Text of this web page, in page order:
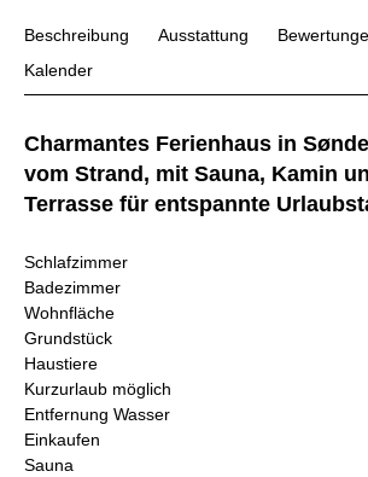
Beschreibung Ausstattung
Kalender
Charmantes Ferienhaus in
vom Strand, mit Sauna, Kamin
Terrasse für entspannte
Schlafzimmer
Badezimmer
Wohnfläche
Grundstück
Haustiere
Kurzurlaub möglich
Entfernung Wasser
Einkaufen
Sauna